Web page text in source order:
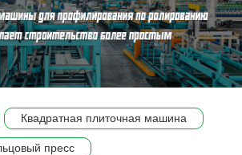


Квадратная плиточная машина
пресс